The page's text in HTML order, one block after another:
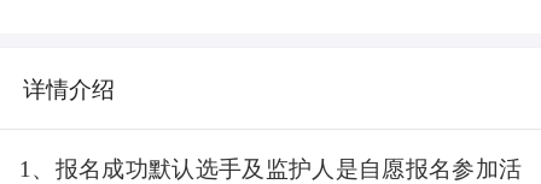
详情介绍
1、报名成功默认选手及监护人是自愿报名参加活